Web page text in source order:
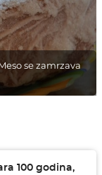
se zamrzava
100 godina,